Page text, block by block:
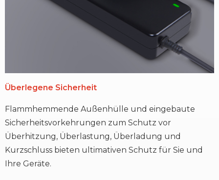
Überlegene Sicherheit
Flammhemmende Außenhülle und eingebaute
Sicherheitsvorkehrungen zum Schutz vor
Überhitzung, Überlastung, Überladung und
Kurzschluss bieten ultimativen Schutz für Sie und
Ihre Geräte.